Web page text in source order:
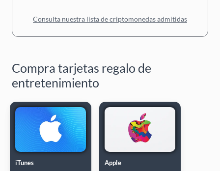
Consulta nuestra lista de criptomonedas admitidas
Compra tarjetas regalo de
entretenimiento
iTunes Apple